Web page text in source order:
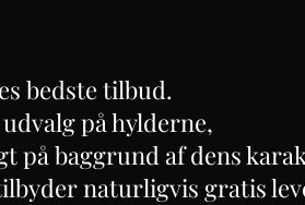
bedste tilbud.
på hylderne,
på baggrund af dens
naturligvis gratis